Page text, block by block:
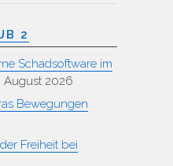
2
Schadsoftware im
August 2026
Bewegungen
Freiheit bei